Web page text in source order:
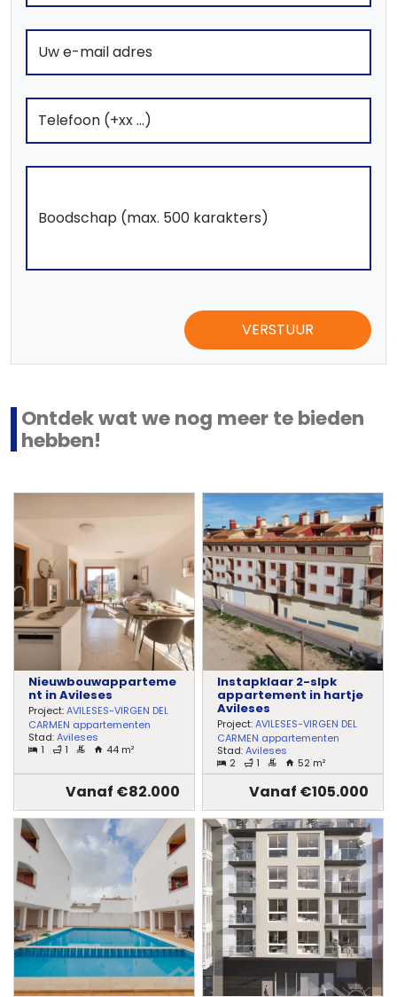
VERSTUUR
Ontdek wat we nog meer te bieden
hebben!
Nieuwbouwapparteme
nt in Avileses
Project:AVILESES-VIRGEN DEL
CARMEN appartementen
Stad:Avileses
1
1 44 m²
Vanaf €82.000
Instapklaar 2-slpk
appartement in hartje
Avileses
Project:AVILESES-VIRGEN DEL
CARMEN appartementen
Stad:Avileses
2
1 52 m²
Vanaf €105.000